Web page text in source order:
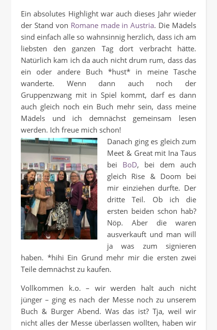
Ein absolutes Highlight war auch dieses Jahr wieder
der Stand von Romane made in Austria. Die Mädels
sind einfach alle so wahnsinnig herzlich, dass ich am
liebsten den ganzen Tag dort verbracht hätte.
Natürlich kam ich da auch nicht drum rum, dass das
ein oder andere Buch *hust* in meine Tasche
wanderte. Wenn dann auch noch der
Gruppenzwang mit in Spiel kommt, darf es dann
auch gleich noch ein Buch mehr sein, dass meine
Mädels und ich demnächst gemeinsam lesen
werden. Ich freue mich schon!
Danach ging es gleich zum
Meet & Great mit Ina Taus
bei BoD, bei dem auch
gleich Rise & Doom bei
mir einziehen durfte. Der
dritte Teil. Ob ich die
ersten beiden schon hab?
Nöp. Aber die waren
ausverkauft und man will
ja was zum signieren
haben. *hihi Ein Grund mehr mir die ersten zwei
Teile demnächst zu kaufen.
Vollkommen k.o. – wir werden halt auch nicht
jünger – ging es nach der Messe noch zu unserem
Buch & Burger Abend. Was das ist? Tja, weil wir
nicht alles der Messe überlassen wollten, haben wir